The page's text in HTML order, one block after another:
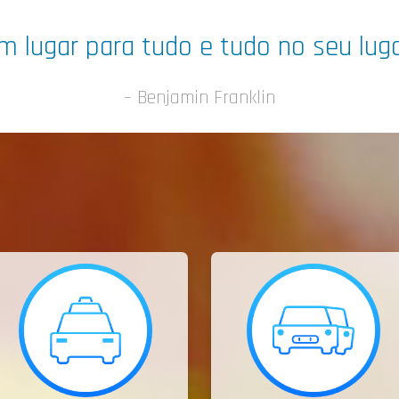
lugar para tudo e tudo no seu
– Benjamin Franklin